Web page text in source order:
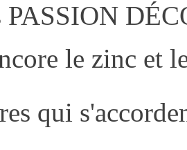
PASSION
le zinc et
qui